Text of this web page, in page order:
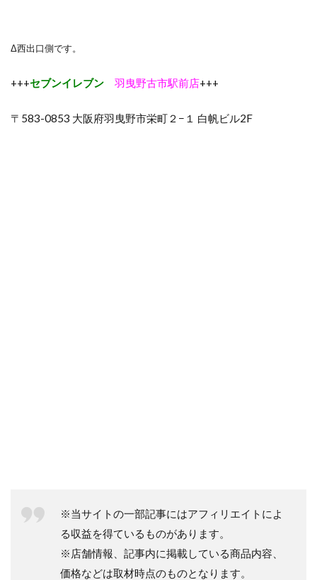
Δ西出口側です。
+++セブンイレブン 羽曳野古市駅前店+++
〒583-0853 大阪府羽曳野市栄町２−１ 白帆ビル2F
※当サイトの一部記事にはアフィリエイトによ
る収益を得ているものがあります。
※店舗情報、記事内に掲載している商品内容、
価格などは取材時点のものとなります。